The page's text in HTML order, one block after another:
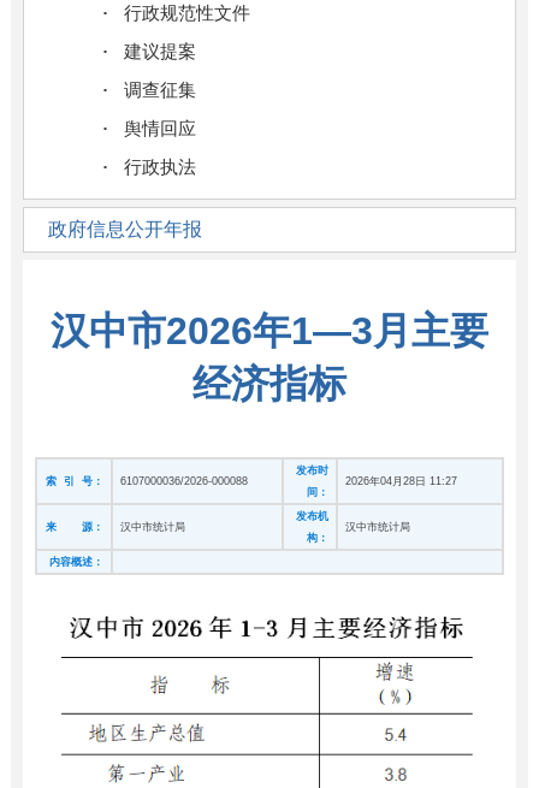
行政规范性文件
建议提案
调查征集
舆情回应
行政执法
政府信息公开年报
汉中市2026年1—3月主要
经济指标
索 引 号： 6107000036/2026-000088
发布时
间：
2026年04月28日 11:27
来 源： 汉中市统计局
发布机
构：
汉中市统计局
内容概述：